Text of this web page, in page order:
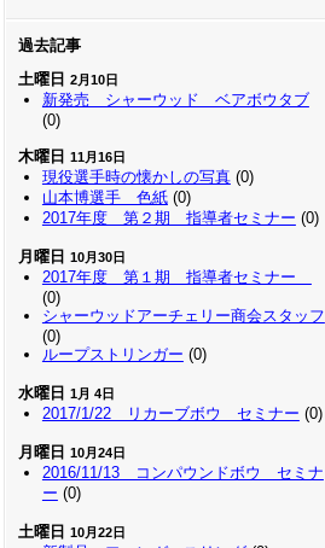
過去記事
土曜日 2月10日
新発売 シャーウッド ベアボウタブ
(0)
木曜日 11月16日
現役選手時の懐かしの写真(0)
山本博選手 色紙(0)
2017年度 第２期 指導者セミナー (0)
月曜日 10月30日
2017年度 第１期 指導者セミナー
(0)
シャーウッドアーチェリー商会スタッフ
(0)
ループストリンガー (0)
水曜日 1月 4日
2017/1/22 リカーブボウ セミナー (0)
月曜日 10月24日
2016/11/13 コンパウンドボウ セミナ
ー (0)
土曜日 10月22日